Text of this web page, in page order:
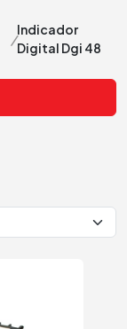
/
Indicador
Digital Dgi 48